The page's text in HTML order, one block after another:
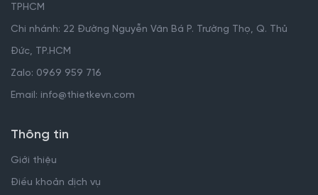
TPHCM
Chi nhánh: 22 Đường Nguyễn Văn Bá P. Trường Thọ, Q. Thủ
Đức, TP.HCM
Zalo: 0969 959 716
Email: info@thietkevn.com
Thông tin
Giới thiệu
Điều khoản dịch vụ